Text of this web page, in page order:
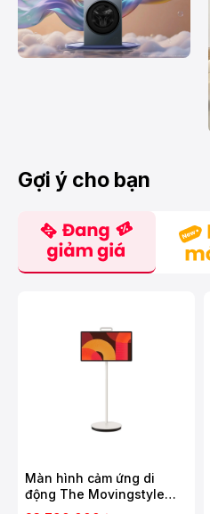
Gợi ý cho bạn
Màn hình cảm ứng di
động The Movingstyle
Samsung 27 Inch